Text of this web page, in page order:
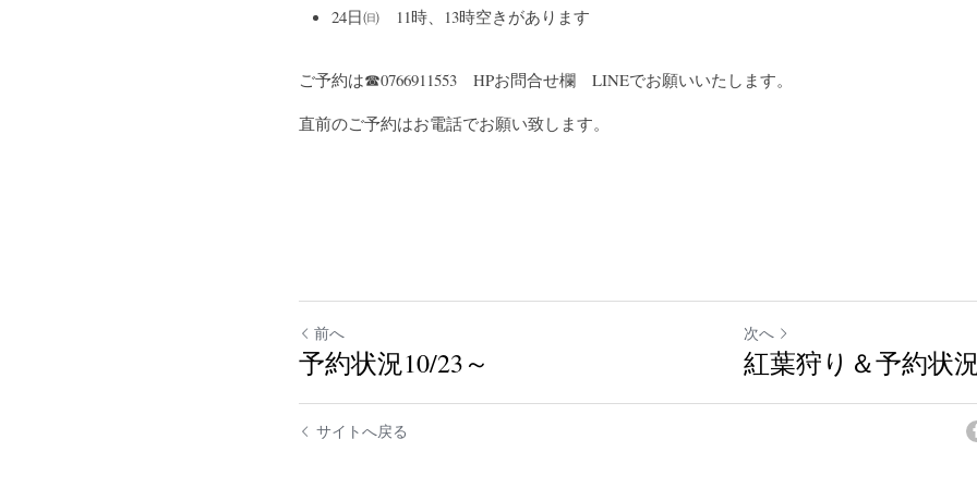
24日㈰　11時、13時空きがあります
ご予約は☎0766911553　HPお問合せ欄　LINEでお願いいたします。
直前のご予約はお電話でお願い致します。
前へ
予約状況10/23～
次へ
紅葉狩り＆予約状
サイトへ戻る